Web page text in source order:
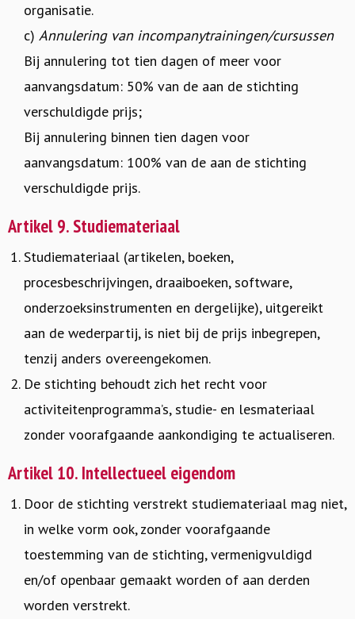
organisatie.
c) Annulering van incompanytrainingen/cursussen
Bij annulering tot tien dagen of meer voor
aanvangsdatum: 50% van de aan de stichting
verschuldigde prijs;
Bij annulering binnen tien dagen voor
aanvangsdatum: 100% van de aan de stichting
verschuldigde prijs.
Artikel 9. Studiemateriaal
Studiemateriaal (artikelen, boeken,
procesbeschrijvingen, draaiboeken, software,
onderzoeksinstrumenten en dergelijke), uitgereikt
aan de wederpartij, is niet bij de prijs inbegrepen,
tenzij anders overeengekomen.
De stichting behoudt zich het recht voor
activiteitenprogramma’s, studie- en lesmateriaal
zonder voorafgaande aankondiging te actualiseren.
Artikel 10. Intellectueel eigendom
Door de stichting verstrekt studiemateriaal mag niet,
in welke vorm ook, zonder voorafgaande
toestemming van de stichting, vermenigvuldigd
en/of openbaar gemaakt worden of aan derden
worden verstrekt.